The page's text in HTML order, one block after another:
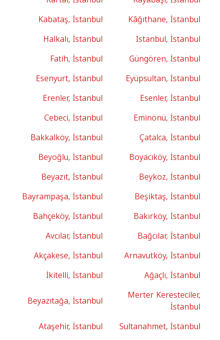
Kâğıthane, İstanbul
Kabataş, İstanbul
Istanbul, İstanbul
Halkalı, İstanbul
Güngören, İstanbul
Fatih, İstanbul
Eyüpsultan, İstanbul
Esenyurt, İstanbul
Esenler, İstanbul
Erenler, İstanbul
Eminönü, İstanbul
Cebeci, İstanbul
Çatalca, İstanbul
Bakkalköy, İstanbul
Boyacıköy, İstanbul
Beyoğlu, İstanbul
Beykoz, İstanbul
Beyazıt, İstanbul
Beşiktaş, İstanbul
Bayrampaşa, İstanbul
Bakırköy, İstanbul
Bahçeköy, İstanbul
Bağcılar, İstanbul
Avcılar, İstanbul
Arnavutköy, İstanbul
Akçakese, İstanbul
Ağaçlı, İstanbul
İkitelli, İstanbul
Merter Keresteciler,
İstanbul
Beyazıtağa, İstanbul
Sultanahmet, İstanbul
Ataşehir, İstanbul